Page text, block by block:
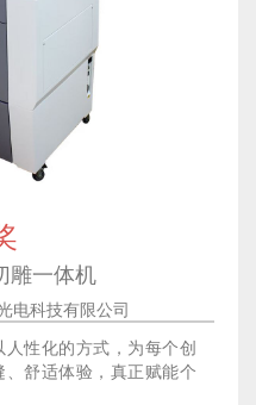
雕一体机
电科技有限公司
性化的方式，为每个创
舒适体验，真正赋能个